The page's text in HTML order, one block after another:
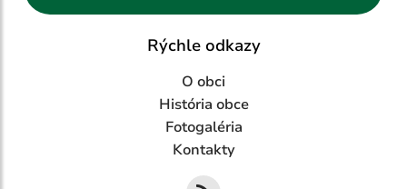
Rýchle odkazy
O obci
História obce
Fotogaléria
Kontakty